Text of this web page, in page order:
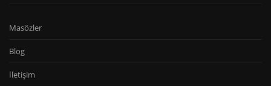
Masözler
Blog
İletişim